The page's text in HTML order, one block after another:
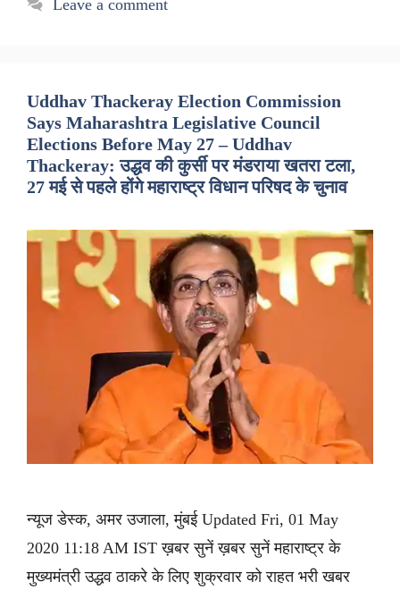
Leave a comment
Uddhav Thackeray Election Commission
Says Maharashtra Legislative Council
Elections Before May 27 – Uddhav
Thackeray: उद्धव की कुर्सी पर मंडराया खतरा टला,
27 मई से पहले होंगे महाराष्ट्र विधान परिषद के चुनाव
न्यूज डेस्क, अमर उजाला, मुंबई Updated Fri, 01 May
2020 11:18 AM IST ख़बर सुनें ख़बर सुनें महाराष्ट्र के
मुख्यमंत्री उद्धव ठाकरे के लिए शुक्रवार को राहत भरी खबर